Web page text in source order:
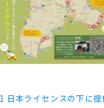
本ライセンスの下に提